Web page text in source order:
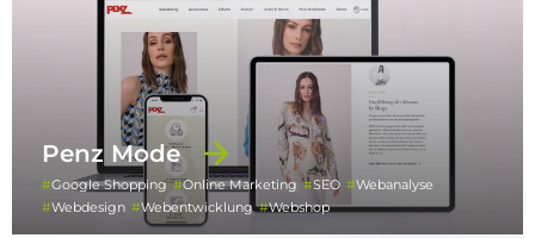
Penz Mode
Google Shopping Online Marketing SEO
Webanalyse
Webdesign
Webentwicklung Webshop